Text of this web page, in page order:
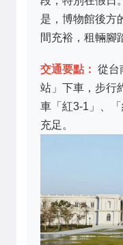
是，博物館後方
間充裕，租輛腳
交通要點： 從台
站」下車，步行
車「紅3-1」、
充足。